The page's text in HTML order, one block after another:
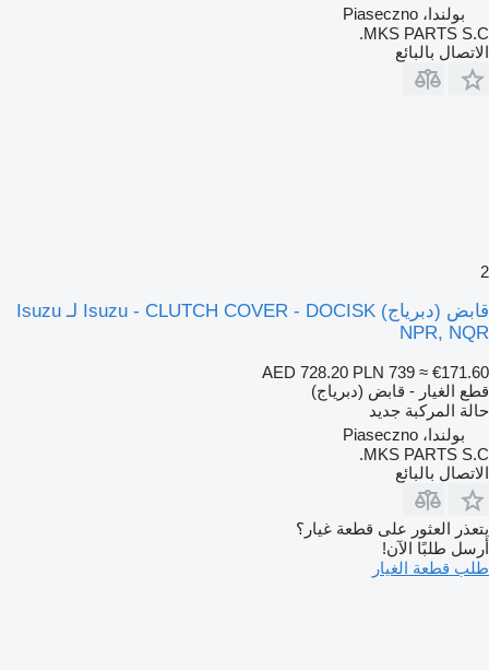
بولندا، Piaseczno
MKS PARTS S.C.
الاتصال بالبائع
2
قابض (دبرياج) Isuzu - CLUTCH COVER - DOCISK لـ Isuzu
NPR, NQR
AED 728.20 PLN 739 ≈ €171.60
قطع الغيار - قابض (دبرياج)
حالة المركبة جديد
بولندا، Piaseczno
MKS PARTS S.C.
الاتصال بالبائع
يتعذر العثور على قطعة غيار؟
أرسل طلبًا الآن!
طلب قطعة الغيار